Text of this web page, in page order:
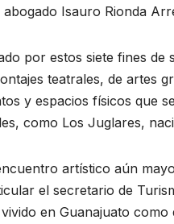
Isauro Rionda
por estos siete fines de
teatrales, de artes
y espacios físicos que
como Los Juglares,
artístico aún
el secretario de
en Guanajuato